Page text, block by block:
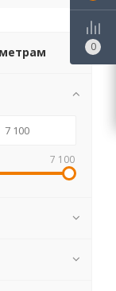
7 100
0